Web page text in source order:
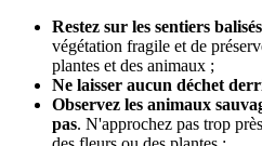
Restez sur les sentiers balisés
végétation fragile et de
plantes et des animaux ;
Ne laisser aucun déchet
Observez les animaux
pas. N'approchez pas trop